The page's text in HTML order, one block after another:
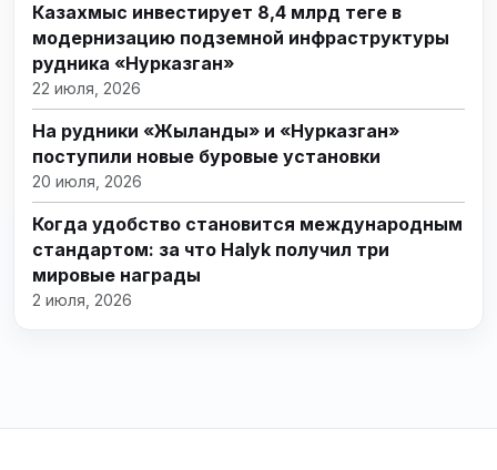
Казахмыс инвестирует 8,4 млрд теңге в
модернизацию подземной инфраструктуры
рудника «Нурказган»
22 июля, 2026
На рудники «Жыланды» и «Нурказган»
поступили новые буровые установки
20 июля, 2026
Когда удобство становится международным
стандартом: за что Halyk получил три
мировые награды
2 июля, 2026